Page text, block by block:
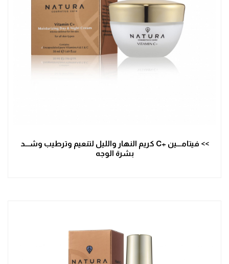
>> فيتامـــين +C كريم النهار والليل لتنعيم وترطيب وشـــد
بشرة الوجه